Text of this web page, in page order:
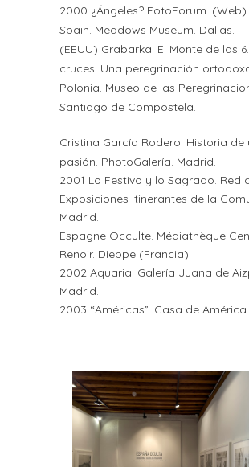
2000 ¿Ángeles? FotoForum. (Web)
Spain. Meadows Museum. Dallas.
(EEUU) Grabarka. El Monte de las
cruces. Una peregrinación
Polonia. Museo de las
Santiago de Compostela.
Cristina García Rodero. Historia de
pasión. PhotoGalería. Madrid.
2001 Lo Festivo y lo Sagrado. Red
Exposiciones Itinerantes de la
Madrid.
Espagne Occulte. Médiathèque
Renoir. Dieppe (Francia)
2002 Aquaria. Galería Juana de
Madrid.
2003 “Américas”. Casa de